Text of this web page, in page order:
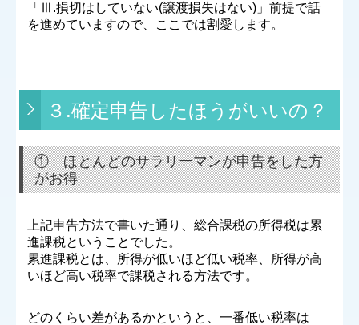
「Ⅲ.損切はしていない(譲渡損失はない)」前提で話
を進めていますので、ここでは割愛します。
３.確定申告したほうがいいの？
① ほとんどのサラリーマンが申告をした方
がお得
上記申告方法で書いた通り、総合課税の所得税は累
進課税ということでした。
累進課税とは、所得が低いほど低い税率、所得が高
いほど高い税率で課税される方法です。
どのくらい差があるかというと、一番低い税率は